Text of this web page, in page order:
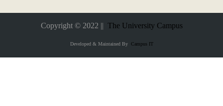
Copyright © 2022 || The University Campus
Developed & Maintained ByCampus IT